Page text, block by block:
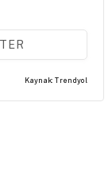
(0)
Kaynak: Trendyol